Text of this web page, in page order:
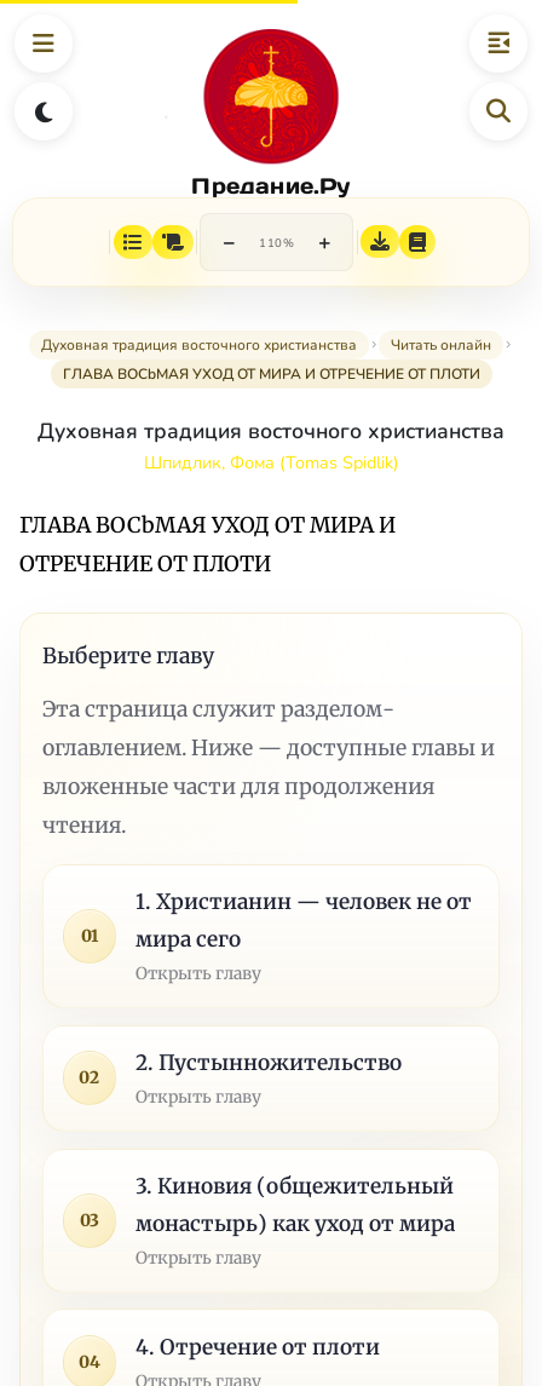
Предание.Ру
− 110% +
Духовная традиция восточного христианства
Читать онлайн
ГЛАВА ВОСbМАЯ УХОД ОТ МИРА И ОТРЕЧЕНИЕ ОТ ПЛОТИ
Духовная традиция восточного христианства
Шпидлик, Фома (Tomas Spidlik)
ГЛАВА ВОСbМАЯ УХОД ОТ МИРА И
ОТРЕЧЕНИЕ ОТ ПЛОТИ
Выберите главу
Эта страница служит разделом-
оглавлением. Ниже — доступные главы и
вложенные части для продолжения
чтения.
01
1. Христианин — человек не от
мира сего
Открыть главу
02
2. Пустынножительство
Открыть главу
03
3. Киновия (общежительный
монастырь) как уход от мира
Открыть главу
04
4. Отречение от плоти
Открыть главу